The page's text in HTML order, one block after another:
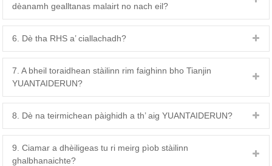
dèanamh gealltanas malairt no nach eil?
6. Dè tha RHS a’ ciallachadh?
7. A bheil toraidhean stàilinn rim faighinn bho Tianjin
YUANTAIDERUN?
8. Dè na teirmichean pàighidh a th’ aig YUANTAIDERUN?
9. Ciamar a dhèiligeas tu ri meirg pìob stàilinn
ghalbhanaichte?